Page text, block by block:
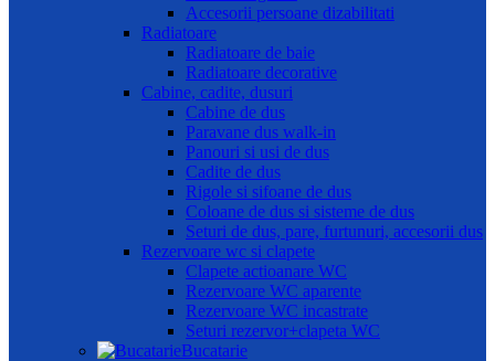
Accesorii persoane dizabilitati
Radiatoare
Radiatoare de baie
Radiatoare decorative
Cabine, cadite, dusuri
Cabine de dus
Paravane dus walk-in
Panouri si usi de dus
Cadite de dus
Rigole si sifoane de dus
Coloane de dus si sisteme de dus
Seturi de dus, pare, furtunuri, accesorii dus
Rezervoare wc si clapete
Clapete actioanare WC
Rezervoare WC aparente
Rezervoare WC incastrate
Seturi rezervor+clapeta WC
Bucatarie